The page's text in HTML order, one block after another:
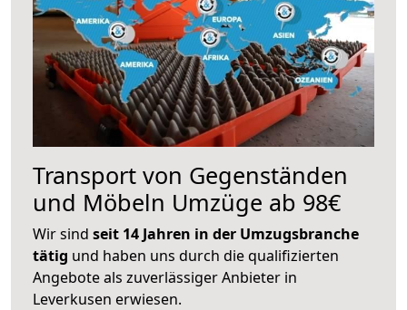
Transport von Gegenständen
und Möbeln Umzüge ab 98€
Wir sind seit 14 Jahren in der Umzugsbranche
tätig und haben uns durch die qualifizierten
Angebote als zuverlässiger Anbieter in
Leverkusen erwiesen.